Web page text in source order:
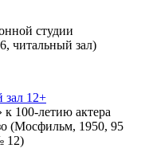
студии
читальный зал)
зал 12+
100-летию актера
(Мосфильм, 1950, 95
12)